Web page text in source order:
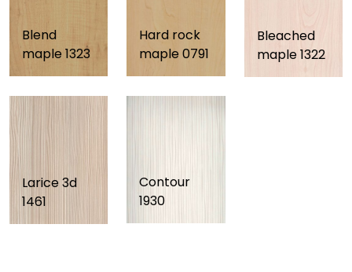
Blend
maple 1323
Hard rock
maple 0791
Bleached
maple 1322
Larice 3d
1461
Contour
1930